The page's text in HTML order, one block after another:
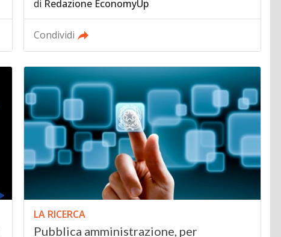
di Redazione EconomyUp
Condividi
LA RICERCA
Pubblica amministrazione, per